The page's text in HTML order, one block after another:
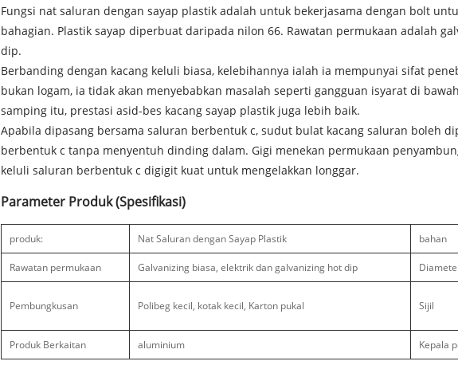
Fungsi nat saluran dengan sayap plastik adalah untuk bekerjasama dengan bolt
bahagian. Plastik sayap diperbuat daripada nilon 66. Rawatan permukaan adalah
dip.
Berbanding dengan kacang keluli biasa, kelebihannya ialah ia mempunyai sifat
bukan logam, ia tidak akan menyebabkan masalah seperti gangguan isyarat di
samping itu, prestasi asid-bes kacang sayap plastik juga lebih baik.
Apabila dipasang bersama saluran berbentuk c, sudut bulat kacang saluran boleh
berbentuk c tanpa menyentuh dinding dalam. Gigi menekan permukaan
keluli saluran berbentuk c digigit kuat untuk mengelakkan longgar.
Parameter Produk (Spesifikasi)
produk: Nat Saluran dengan Sayap Plastik bahan
Rawatan permukaan Galvanizing biasa, elektrik dan galvanizing hot dip
Pembungkusan Polibeg kecil, kotak kecil, Karton pukal Sijil
Produk Berkaitan aluminium Kepala